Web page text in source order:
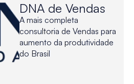
DNA de Vendas
A mais completa
consultoria de Vendas para
aumento da produtividade
do Brasil